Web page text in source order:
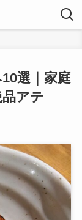
選｜家庭
アテ